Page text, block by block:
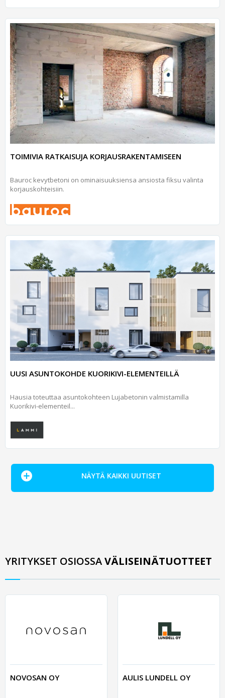
TOIMIVIA RATKAISUJA KORJAUSRAKENTAMISEEN
Bauroc kevytbetoni on ominaisuuksiensa ansiosta fiksu valinta
korjauskohteisiin.
UUSI ASUNTOKOHDE KUORIKIVI-ELEMENTEILLÄ
Hausia toteuttaa asuntokohteen Lujabetonin valmistamilla
Kuorikivi-elementeil...
NÄYTÄ KAIKKI UUTISET
YRITYKSET OSIOSSAVÄLISEINÄTUOTTEET
NOVOSAN OY AULIS LUNDELL OY